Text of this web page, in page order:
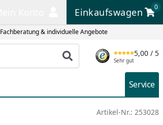
Fachberatung & individuelle Angebote
Einkaufswagen
0
Einkaufswagen
Produkt suchen
5,00 / 5
Sehr gut
Service
Artikel-Nr.: 253028